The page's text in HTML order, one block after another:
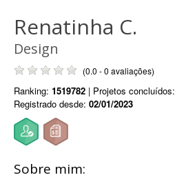
Renatinha C.
Design
(0.0 - 0 avaliações)
Ranking: 1519782 | Projetos concluídos:
Registrado desde: 02/01/2023
Sobre mim: